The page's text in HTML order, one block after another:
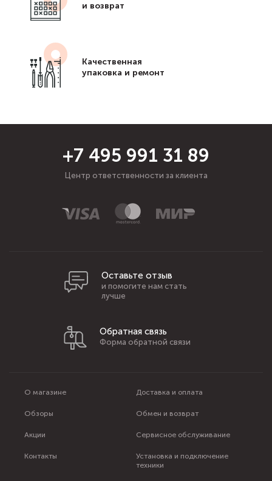
и возврат
Качественная
упаковка и ремонт
+7 495 991 31 89
Центр ответственности за клиента
О магазине Доставка и оплата
Обзоры Обмен и возврат
Акции Сервисное обслуживание
Контакты
Установка и подключение
техники
Оставьте отзыв
и помогите нам стать
лучше
Обратная связь
Форма обратной связи